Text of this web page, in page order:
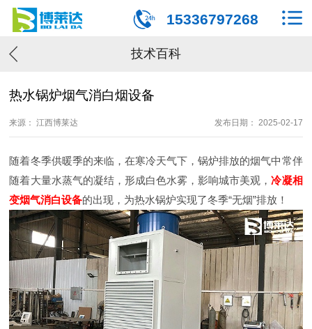
15336797268
技术百科
热水锅炉烟气消白烟设备
来源： 江西博莱达 发布日期： 2025-02-17
随着冬季供暖季的来临，在寒冷天气下，锅炉排放的烟气中常伴
随着大量水蒸气的凝结，形成白色水雾，影响城市美观，冷凝相
变烟气消白设备的出现，为热水锅炉实现了冬季“无烟”排放！